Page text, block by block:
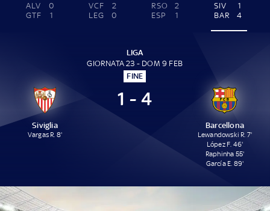
ALV
0
GTF
1
VCF
2
LEG
0
RSO
2
ESP
1
SIV
1
BAR
4
LIGA
GIORNATA 23 - DOM 9 FEB
FINE
Siviglia
Vargas R. 8'
1 - 4
Barcellona
Lewandowski R. 7'
López F. 46'
Raphinha 55'
García E. 89'